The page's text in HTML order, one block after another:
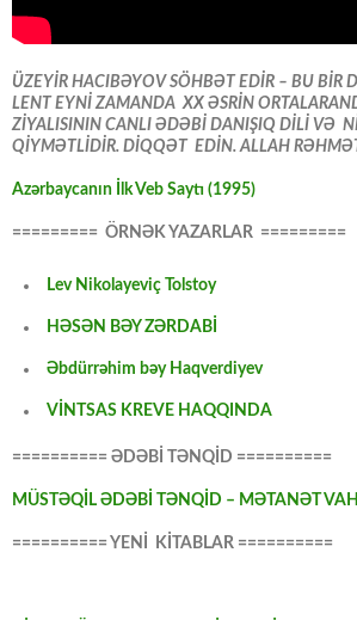
ÜZEYİR HACIBƏYOV SÖHBƏT EDİR – BU BİR
LENT EYNİ ZAMANDA XX ƏSRİN
ZİYALISININ CANLI ƏDƏBİ DANIŞIQ DİLİ VƏ
QİYMƏTLİDİR. DİQQƏT EDİN. ALLAH
Azərbaycanın İlk Veb Saytı (1995)
========= ÖRNƏK YAZARLAR =========
Lev Nikolayeviç Tolstoy
HƏSƏN BƏY ZƏRDABİ
Əbdürrəhim bəy Haqverdiyev
VİNTSAS KREVE HAQQINDA
========== ƏDƏBİ TƏNQİD ==========
MÜSTƏQİL ƏDƏBİ TƏNQİD – MƏTANƏT
========== YENİ KİTABLAR ==========